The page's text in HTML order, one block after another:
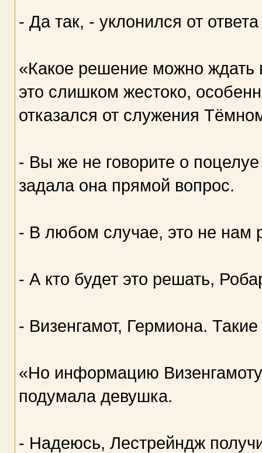
- Да так, - уклонился от
«Какое решение можно ждать
это слишком жестоко,
отказался от служения
- Вы же не говорите о
задала она прямой вопрос.
- В любом случае, это не нам
- А кто будет это решать,
- Визенгамот, Гермиона.
«Но информацию
подумала девушка.
- Надеюсь, Лестрейндж